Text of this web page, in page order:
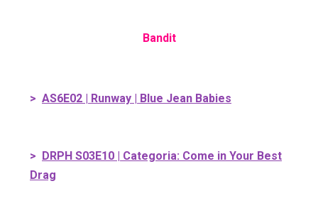
Bandit
> AS6E02 | Runway | Blue Jean Babies
> DRPH S03E10 | Categoria: Come in Your Best
Drag